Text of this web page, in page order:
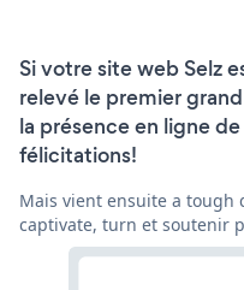
Si votre site web Selz
relevé le premier
la présence en ligne
félicitations!
Mais vient ensuite a tough
captivate, turn et soutenir